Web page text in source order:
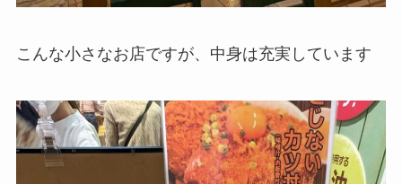
こんな小さなお店ですが、中身は充実しています